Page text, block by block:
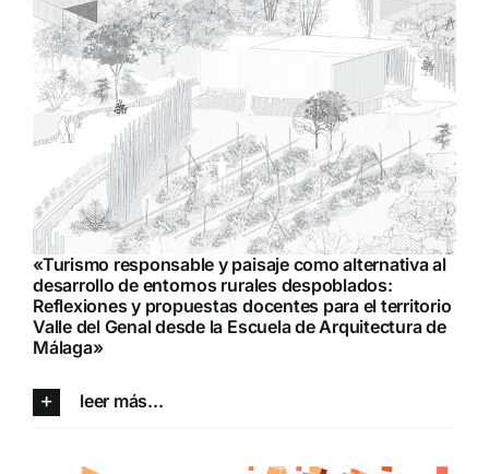
«Turismo responsable y paisaje como alternativa al
desarrollo de entornos rurales despoblados:
Reflexiones y propuestas docentes para el territorio
Valle del Genal desde la Escuela de Arquitectura de
Málaga»
leer más...